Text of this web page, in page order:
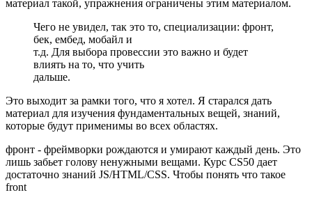
материал такой, упражнения ограничены этим материалом.
Чего не увидел, так это то, специализации: фронт,
бек, ембед, мобайл и
т.д. Для выбора провессии это важно и будет
влиять на то, что учить
дальше.
Это выходит за рамки того, что я хотел. Я старался дать
материал для изучения фундаментальных вещей, знаний,
которые будут применимы во всех областях.
фронт - фреймворки рождаются и умирают каждый день. Это
лишь забьет голову ненужными вещами. Курс CS50 дает
достаточно знаний JS/HTML/CSS. Чтобы понять что такое
front